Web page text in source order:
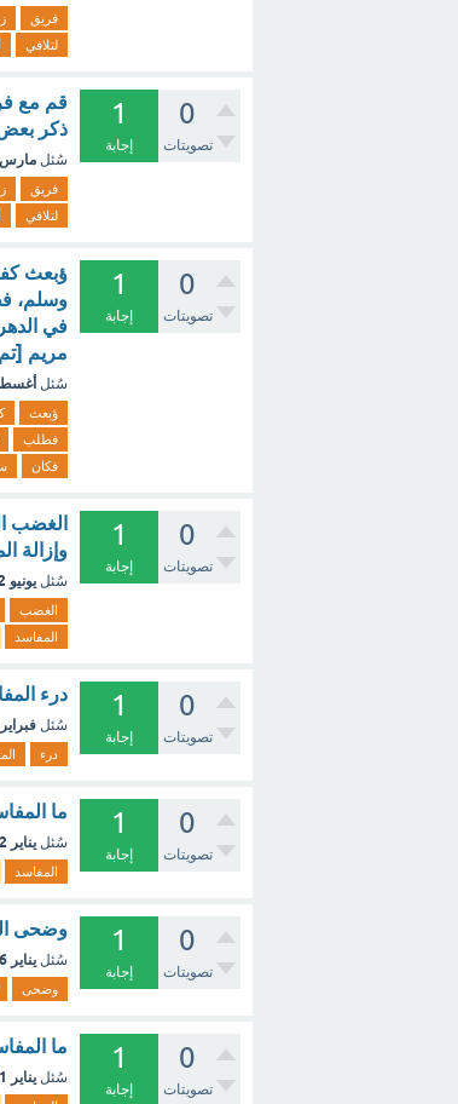
فريق
لتلافي
0
تصويتات
1
إجابة
قم مع
ذكر
سُئل مارس 23
فريق
لتلافي
0
تصويتات
1
إجابة
ؤبعث
وسلم،
مريم
سُئل أغسطس
ؤبعث
فطلب
فكان
0
تصويتات
1
إجابة
الغضب
وإزالة المفاسد. (1 نقطة)
سُئل يونيو 12
الغضب
المفاسد
0
تصويتات
1
إجابة
درء
سُئل فبراير 4
درء
0
تصويتات
1
إجابة
ما
سُئل يناير 22
المفاسد
0
تصويتات
1
إجابة
وضحى
سُئل يناير 16
وضحى
0
تصويتات
1
إجابة
ما
سُئل يناير 11